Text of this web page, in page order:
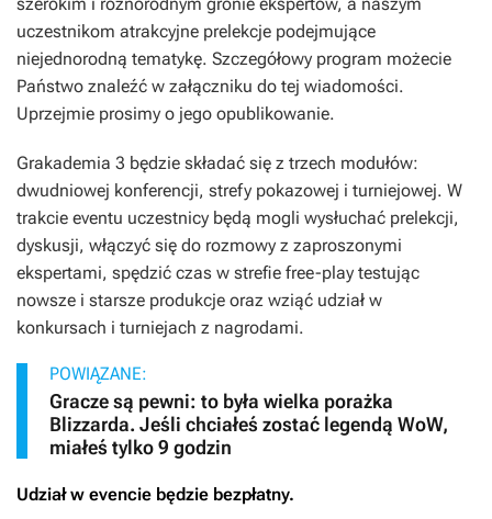
szerokim i różnorodnym gronie ekspertów, a naszym
uczestnikom atrakcyjne prelekcje podejmujące
niejednorodną tematykę. Szczegółowy program możecie
Państwo znaleźć w załączniku do tej wiadomości.
Uprzejmie prosimy o jego opublikowanie.
Grakademia 3 będzie składać się z trzech modułów:
dwudniowej konferencji, strefy pokazowej i turniejowej. W
trakcie eventu uczestnicy będą mogli wysłuchać prelekcji,
dyskusji, włączyć się do rozmowy z zaproszonymi
ekspertami, spędzić czas w strefie free-play testując
nowsze i starsze produkcje oraz wziąć udział w
konkursach i turniejach z nagrodami.
POWIĄZANE:
Gracze są pewni: to była wielka porażka
Blizzarda. Jeśli chciałeś zostać legendą WoW,
miałeś tylko 9 godzin
Udział w evencie będzie bezpłatny.